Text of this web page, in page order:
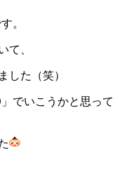
。
て、
した（笑）
でいこうかと思って